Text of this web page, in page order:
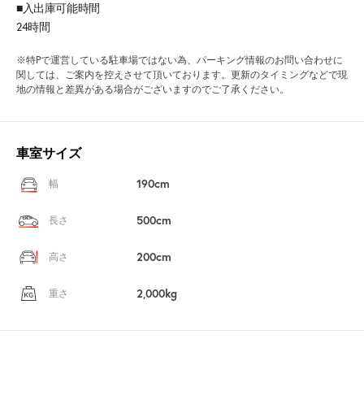
■入出庫可能時間
24時間
※特Pで運営している駐車場ではない為、パーキング情報のお問い合わせに
関しては、ご案内を控えさせて頂いております。更新のタイミングなどで現
地の情報と差異がある場合がございますのでご了承ください。
車室サイズ
幅 190cm
長さ 500cm
高さ 200cm
重さ 2,000kg